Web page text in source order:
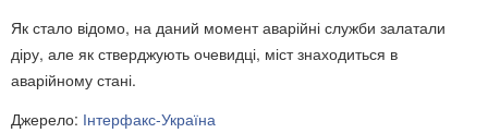
Як стало відомо, на даний момент аварійні служби залатали
діру, але як стверджують очевидці, міст знаходиться в
аварійному стані.
Джерело: Інтерфакс-Україна